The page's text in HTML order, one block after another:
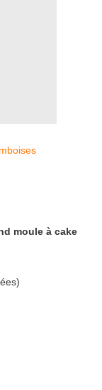
moule à cake